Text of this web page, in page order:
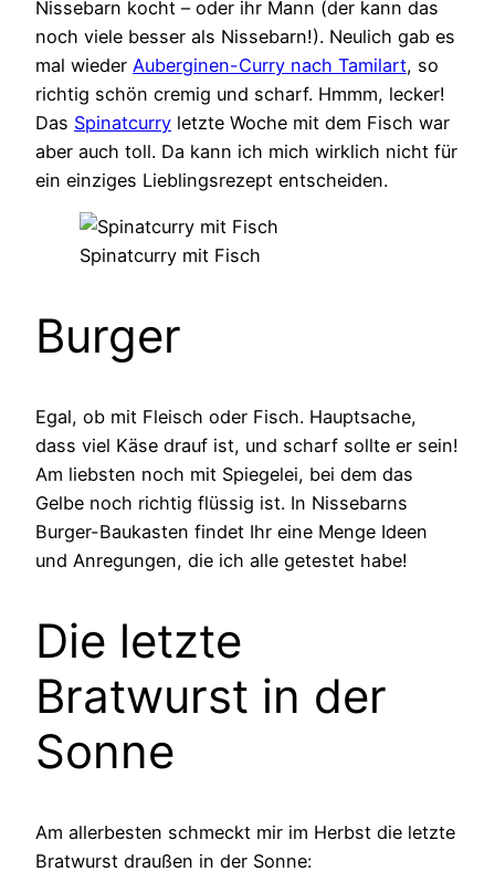
Nissebarn kocht – oder ihr Mann (der kann das
noch viele besser als Nissebarn!). Neulich gab es
mal wieder Auberginen-Curry nach Tamilart, so
richtig schön cremig und scharf. Hmmm, lecker!
Das Spinatcurry letzte Woche mit dem Fisch war
aber auch toll. Da kann ich mich wirklich nicht für
ein einziges Lieblingsrezept entscheiden.
Spinatcurry mit Fisch
Burger
Egal, ob mit Fleisch oder Fisch. Hauptsache,
dass viel Käse drauf ist, und scharf sollte er sein!
Am liebsten noch mit Spiegelei, bei dem das
Gelbe noch richtig flüssig ist. In Nissebarns
Burger-Baukasten findet Ihr eine Menge Ideen
und Anregungen, die ich alle getestet habe!
Die letzte
Bratwurst in der
Sonne
Am allerbesten schmeckt mir im Herbst die letzte
Bratwurst draußen in der Sonne: